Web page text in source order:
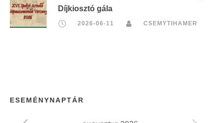
Díjkiosztó gála
2026-06-11 CSEMYTIHAMER
ESEMÉNYNAPTÁR